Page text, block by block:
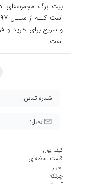
بیت برگ مجموعه‌ای
است کــه از ســال ۱۳۹۷ بــا هــدف فراهم آوردن
و سریع برای خرید و
است.
ایمیل:
شماره تماس:
کیف پول
قیمت لحظه‌ای
اخبار
چرتکه